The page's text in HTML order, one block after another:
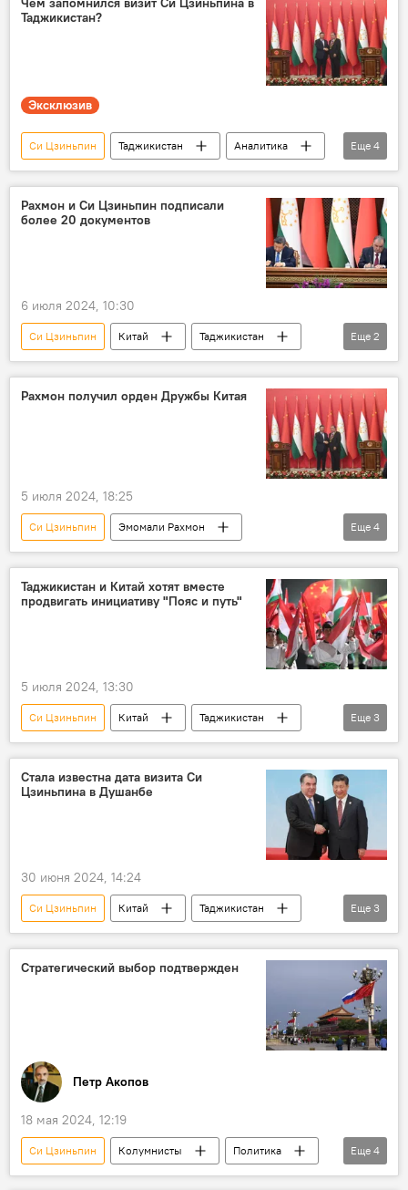
Таджикистан?
Эксклюзив
Си Цзиньпин Таджикистан
Аналитика
Китай
Эмомали Рахмон
Политика
Центральная Азия
Еще 4
Рахмон и Си Цзиньпин подписали
более 20 документов
6 июля 2024, 10:30
Си Цзиньпин Китай
Таджикистан
Политика
Эмомали Рахмон
Еще 2
Рахмон получил орден Дружбы Китая
5 июля 2024, 18:25
Си Цзиньпин
Эмомали Рахмон
Таджикистан
Китай
орден
Еще 4
Таджикистан и Китай хотят вместе
продвигать инициативу "Пояс и путь"
5 июля 2024, 13:30
Си Цзиньпин Китай
Таджикистан
Инициатива "Пояс и путь" ("Один пояс - один путь")
Еще 3
Стала известна дата визита Си
Цзиньпина в Душанбе
30 июня 2024, 14:24
Си Цзиньпин Китай
Таджикистан
Новости Душанбе
Центральная Азия
Еще 3
Стратегический выбор подтвержден
Петр Акопов
18 мая 2024, 12:19
Си Цзиньпин Колумнисты
Политика
Аналитика
Россия
Китай
Еще 4